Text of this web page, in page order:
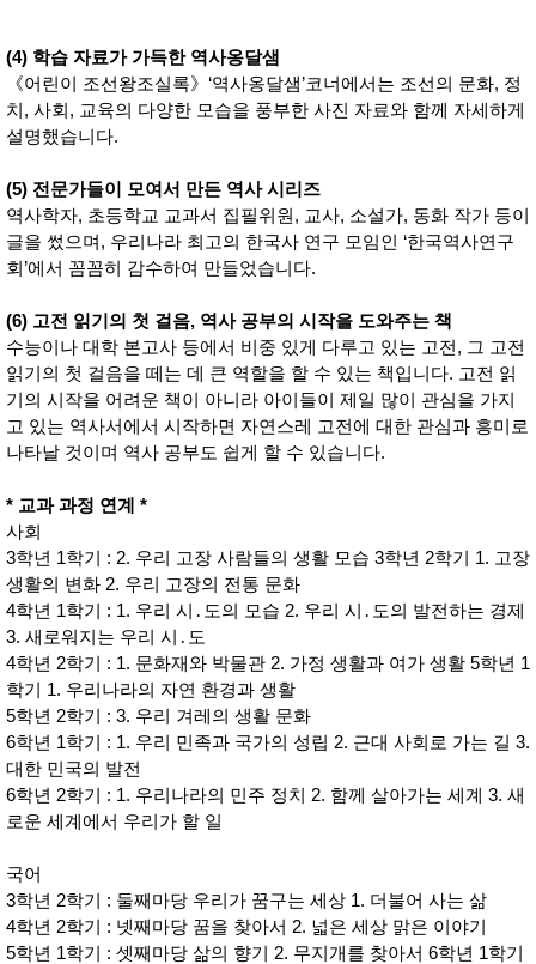
용품
성장발
달교육
용품
패 어른내
유/아동
내의
가방/지
갑/케이
스
패션/잡
생
활
세탁세
제
일상 돋
보기
침구용
품
생활/욕
WALL
DECO
Pet
Supplies
문
화
공연/행
사
(4) 학습 자료가 가득한 역사옹달샘
《어린이 조선왕조실록》‘역사옹달샘’코너에서는 조선의 문화, 정
치, 사회, 교육의 다양한 모습을 풍부한 사진 자료와 함께 자세하게
설명했습니다.
(5) 전문가들이 모여서 만든 역사 시리즈
역사학자, 초등학교 교과서 집필위원, 교사, 소설가, 동화 작가 등이
글을 썼으며, 우리나라 최고의 한국사 연구 모임인 ‘한국역사연구
회’에서 꼼꼼히 감수하여 만들었습니다.
(6) 고전 읽기의 첫 걸음, 역사 공부의 시작을 도와주는 책
수능이나 대학 본고사 등에서 비중 있게 다루고 있는 고전, 그 고전
읽기의 첫 걸음을 떼는 데 큰 역할을 할 수 있는 책입니다. 고전 읽
기의 시작을 어려운 책이 아니라 아이들이 제일 많이 관심을 가지
고 있는 역사서에서 시작하면 자연스레 고전에 대한 관심과 흥미로
나타날 것이며 역사 공부도 쉽게 할 수 있습니다.
* 교과 과정 연계 *
사회
3학년 1학기 : 2. 우리 고장 사람들의 생활 모습 3학년 2학기 1. 고장
생활의 변화 2. 우리 고장의 전통 문화
4학년 1학기 : 1. 우리 시․도의 모습 2. 우리 시․도의 발전하는 경제
3. 새로워지는 우리 시․도
4학년 2학기 : 1. 문화재와 박물관 2. 가정 생활과 여가 생활 5학년 1
학기 1. 우리나라의 자연 환경과 생활
5학년 2학기 : 3. 우리 겨레의 생활 문화
6학년 1학기 : 1. 우리 민족과 국가의 성립 2. 근대 사회로 가는 길 3.
대한 민국의 발전
6학년 2학기 : 1. 우리나라의 민주 정치 2. 함께 살아가는 세계 3. 새
로운 세계에서 우리가 할 일
국어
3학년 2학기 : 둘째마당 우리가 꿈구는 세상 1. 더불어 사는 삶
4학년 2학기 : 넷째마당 꿈을 찾아서 2. 넓은 세상 맑은 이야기
5학년 1학기 : 셋째마당 삶의 향기 2. 무지개를 찾아서 6학년 1학기